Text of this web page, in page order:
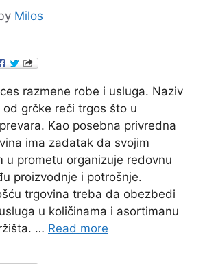
Milos
razmene robe i usluga. Naziv
grčke reči trgos što u
Kao posebna privredna
ima zadatak da svojim
u prometu organizuje redovnu
proizvodnje i potrošnje.
trgovina treba da obezbedi
u količinama i asortimanu
… Read more